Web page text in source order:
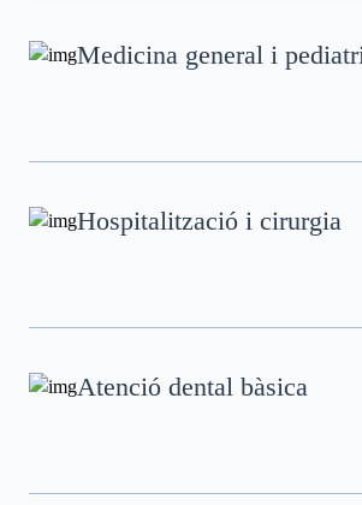
Medicina general i
Hospitalització i cirurgia
Atenció dental bàsica